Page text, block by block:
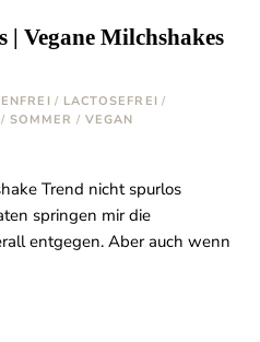
| Vegane Milchshakes
/ LACTOSEFREI /
/ SOMMER / VEGAN
Trend nicht spurlos
springen mir die
entgegen. Aber auch wenn